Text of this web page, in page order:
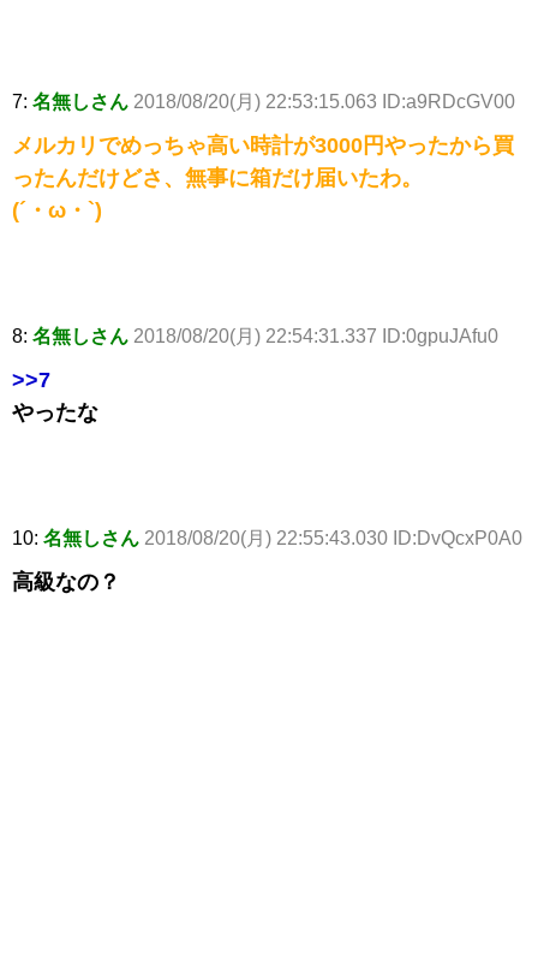
7: 名無しさん 2018/08/20(月) 22:53:15.063 ID:a9RDcGV00
メルカリでめっちゃ高い時計が3000円やったから買
ったんだけどさ、無事に箱だけ届いたわ。
(´・ω・`)
8: 名無しさん 2018/08/20(月) 22:54:31.337 ID:0gpuJAfu0
>>7
やったな
10: 名無しさん 2018/08/20(月) 22:55:43.030 ID:DvQcxP0A0
高級なの？